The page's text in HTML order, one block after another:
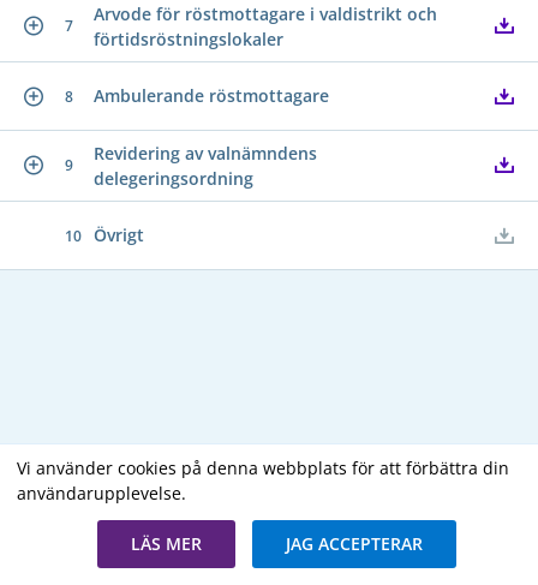
7
Arvode för röstmottagare i valdistrikt och
förtidsröstningslokaler
8 Ambulerande röstmottagare
9
Revidering av valnämndens
delegeringsordning
10 Övrigt
Vi använder cookies på denna webbplats för att förbättra din
användarupplevelse.